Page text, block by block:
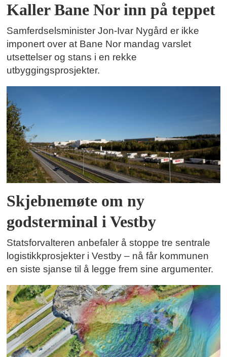
Kaller Bane Nor inn på teppet
Samferdselsminister Jon-Ivar Nygård er ikke
imponert over at Bane Nor mandag varslet
utsettelser og stans i en rekke
utbyggingsprosjekter.
Skjebnemøte om ny
godsterminal i Vestby
Statsforvalteren anbefaler å stoppe tre sentrale
logistikkprosjekter i Vestby – nå får kommunen
en siste sjanse til å legge frem sine argumenter.